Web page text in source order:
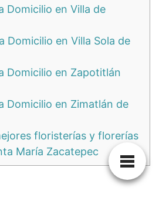
Domicilio en Villa de
Domicilio en Villa Sola de
Domicilio en Zapotitlán
Domicilio en Zimatlán de
floristerías y florerías
María Zacatepec